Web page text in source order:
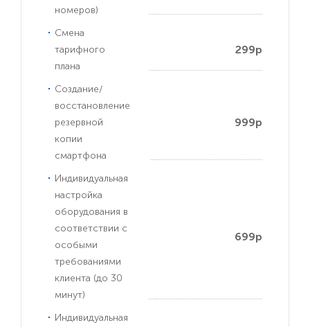
номеров)
Смена
тарифного
плана
299р
Создание/
восстановление
резервной
копии
смартфона
999р
Индивидуальная
настройка
оборудования в
соответствии с
особыми
требованиями
клиента (до 30
минут)
699р
Индивидуальная